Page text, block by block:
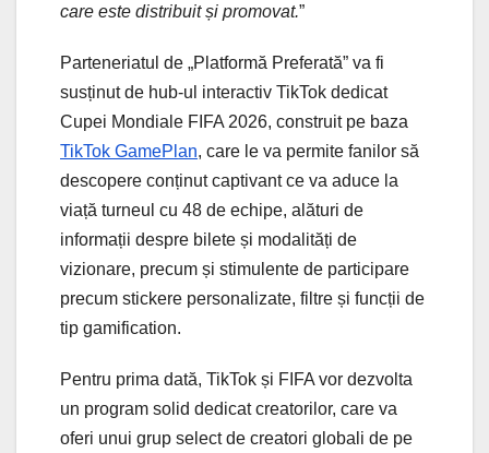
care este distribuit și promovat.”
Parteneriatul de „Platformă Preferată” va fi
susținut de hub-ul interactiv TikTok dedicat
Cupei Mondiale FIFA 2026, construit pe baza
TikTok GamePlan, care le va permite fanilor să
descopere conținut captivant ce va aduce la
viață turneul cu 48 de echipe, alături de
informații despre bilete și modalități de
vizionare, precum și stimulente de participare
precum stickere personalizate, filtre și funcții de
tip gamification.
Pentru prima dată, TikTok și FIFA vor dezvolta
un program solid dedicat creatorilor, care va
oferi unui grup select de creatori globali de pe